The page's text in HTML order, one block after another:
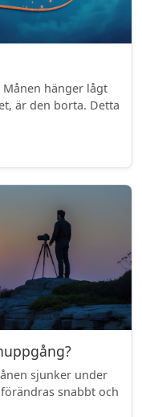
hänger lågt
är den borta. Detta
sjunker under
snabbt och